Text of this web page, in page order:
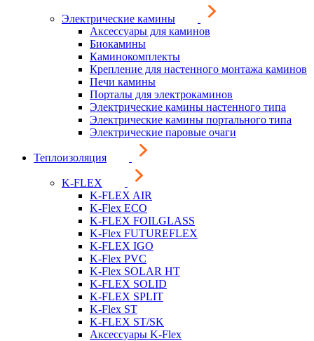
Электрические камины
Аксессуары для каминов
Биокамины
Каминокомплекты
Крепление для настенного монтажа каминов
Печи камины
Порталы для электрокаминов
Электрические камины настенного типа
Электрические камины портального типа
Электрические паровые очаги
Теплоизоляция
K-FLEX
K-FLEX AIR
K-Flex ECO
K-FLEX FOILGLASS
K-Flex FUTUREFLEX
K-FLEX IGO
K-Flex PVC
K-Flex SOLAR HT
K-FLEX SOLID
K-FLEX SPLIT
K-Flex ST
K-FLEX ST/SK
Аксессуары K-Flex